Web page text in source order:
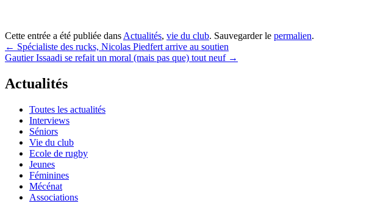
Cette entrée a été publiée dans Actualités, vie du club. Sauvegarder le permalien.
Navigation
de
l’article
← Spécialiste des rucks, Nicolas Piedfert arrive au soutien
Gautier Issaadi se refait un moral (mais pas que) tout neuf →
Actualités
Toutes les actualités
Interviews
Séniors
Vie du club
Ecole de rugby
Jeunes
Féminines
Mécénat
Associations